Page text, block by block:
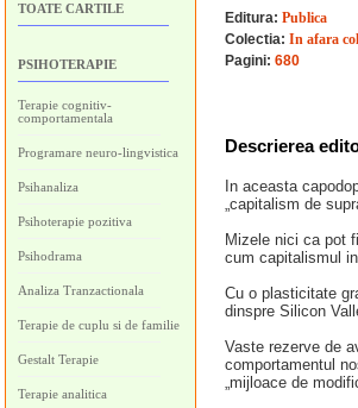
TOATE CARTILE
PSIHOTERAPIE
Terapie cognitiv-
comportamentala
Programare neuro-lingvistica
Psihanaliza
Psihoterapie pozitiva
Psihodrama
Analiza Tranzactionala
Terapie de cuplu si de familie
Gestalt Terapie
Terapie analitica
Editura: Publica
Colectia: In afara
Pagini: 680
Descrierea
In aceasta
„capitalism de
Mizele nici ca pot
cum capitalismul
Cu o plasticitate
dinspre Silicon
Vaste rezerve de
comportamentul
„mijloace de